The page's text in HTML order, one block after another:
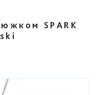
SPARK